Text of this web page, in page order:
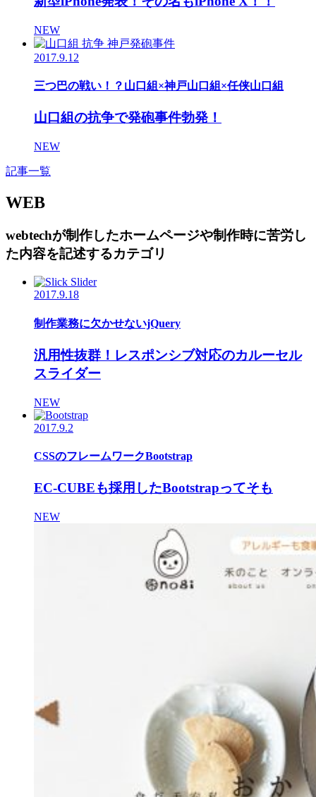
NEW
2017.9.12
三つ巴の戦い！？山口組×神戸山口組×任侠山口組
山口組の抗争で発砲事件勃発！
NEW
記事一覧
WEB
webtechが制作したホームページや制作時に苦労し
た内容を記述するカテゴリ
2017.9.18
制作業務に欠かせないjQuery
汎用性抜群！レスポンシブ対応のカルーセル
スライダー
NEW
2017.9.2
CSSのフレームワークBootstrap
EC-CUBEも採用したBootstrapってそも
NEW